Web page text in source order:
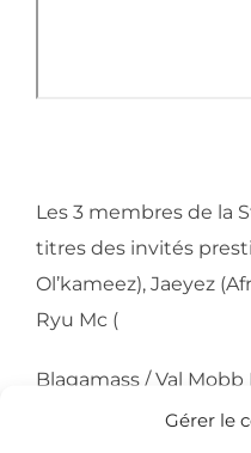
Gérer le
Les 3 membres de la
titres des invités
Ol’kameez), Jaeyez
Ryu Mc (
Blagamass / Val
Dyzberg (nouveaux